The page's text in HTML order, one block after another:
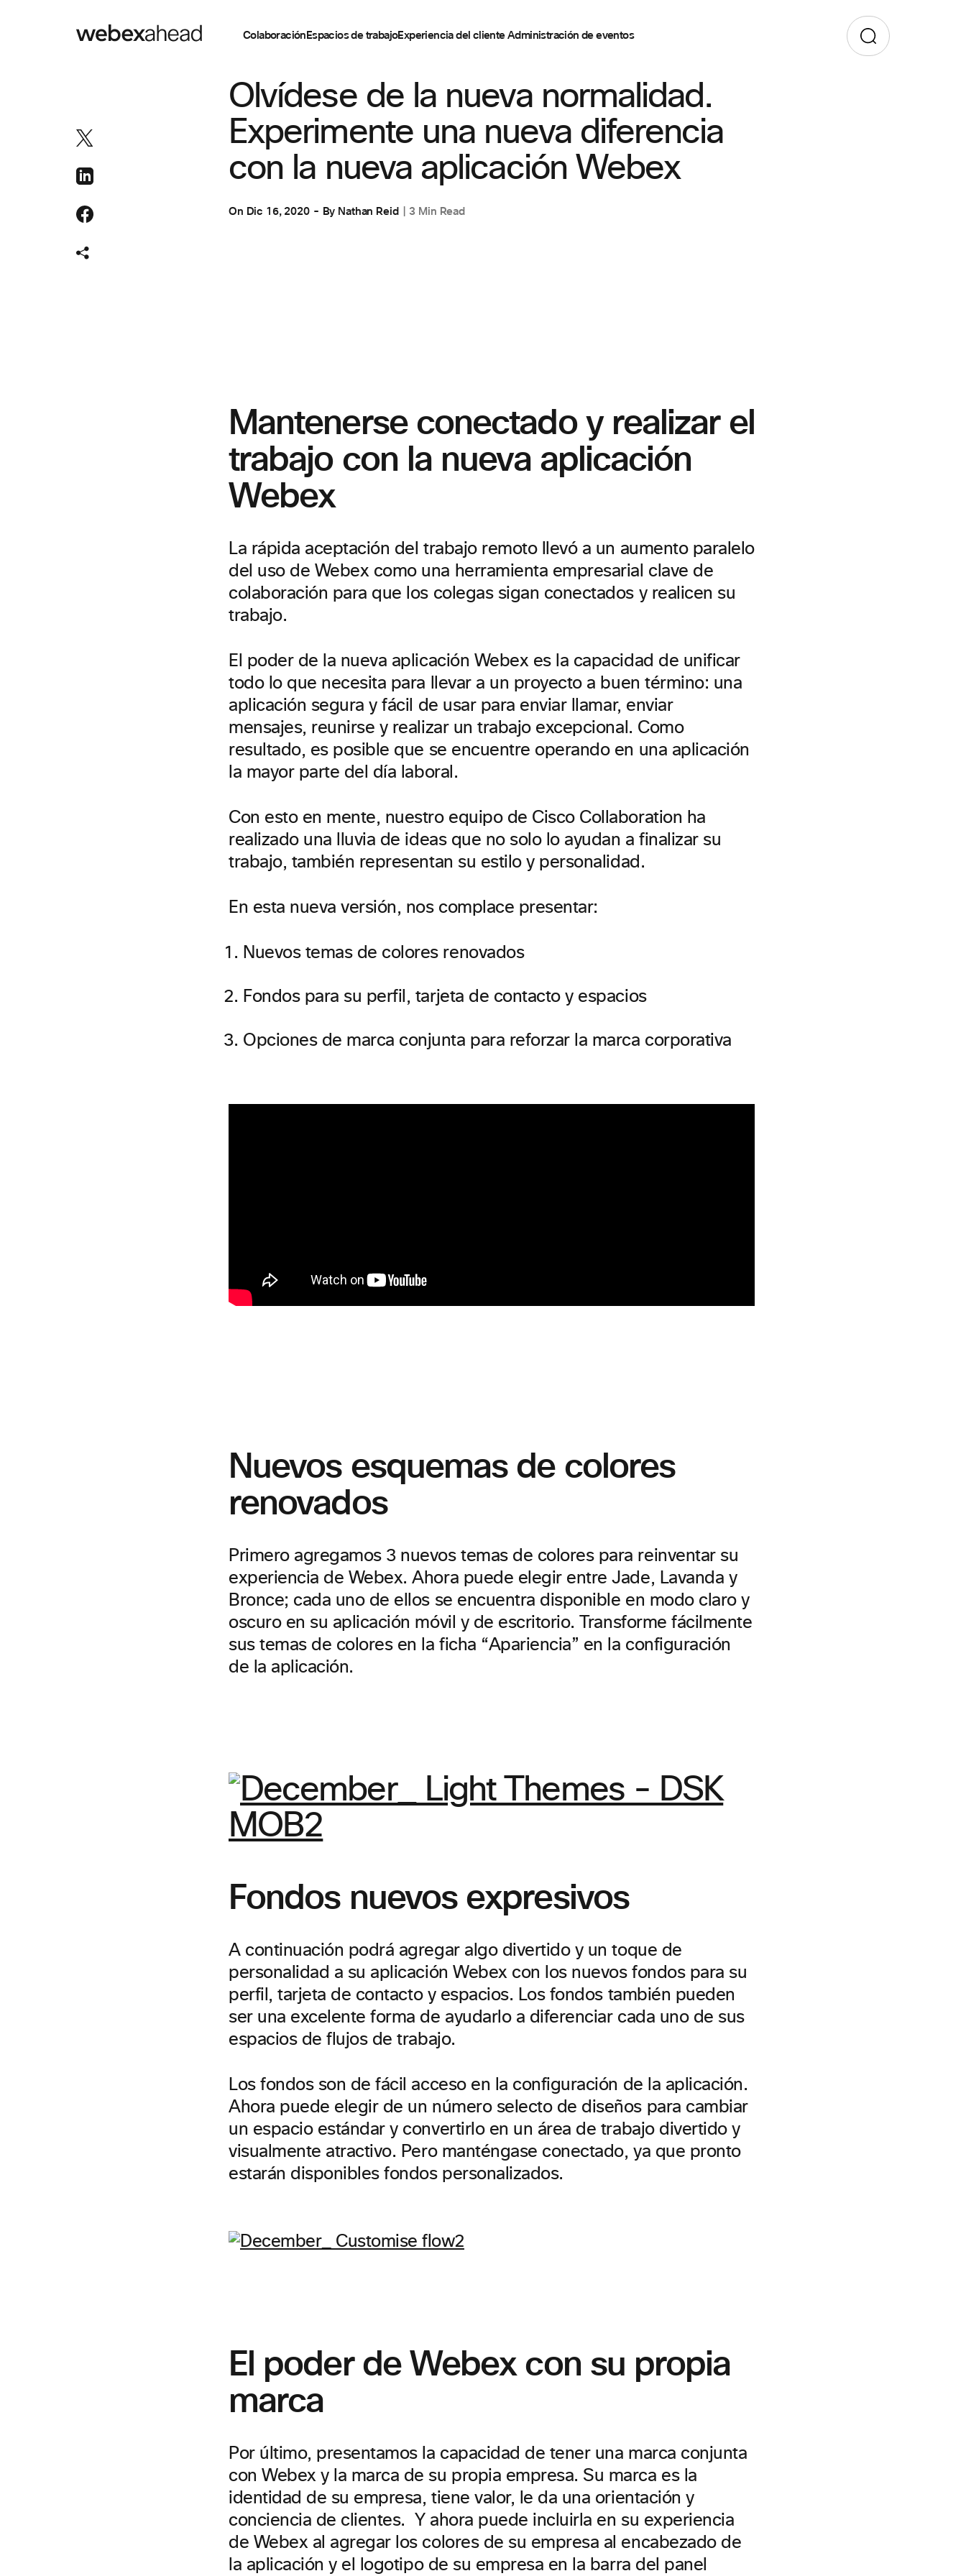
ColaboraciónEspacios de trabajoExperiencia del clienteAdministración de eventos
Olvídese de la nueva normalidad.
Experimente una nueva diferencia
con la nueva aplicación Webex
On Dic 16, 2020 By Nathan Reid 3 Min Read
Mantenerse conectado y realizar el
trabajo con la nueva aplicación
Webex
La rápida aceptación del trabajo remoto llevó a un aumento paralelo
del uso de Webex como una herramienta empresarial clave de
colaboración para que los colegas sigan conectados y realicen su
trabajo.
El poder de la nueva aplicación Webex es la capacidad de unificar
todo lo que necesita para llevar a un proyecto a buen término: una
aplicación segura y fácil de usar para enviar llamar, enviar
mensajes, reunirse y realizar un trabajo excepcional. Como
resultado, es posible que se encuentre operando en una aplicación
la mayor parte del día laboral.
Con esto en mente, nuestro equipo de Cisco Collaboration ha
realizado una lluvia de ideas que no solo lo ayudan a finalizar su
trabajo, también representan su estilo y personalidad.
En esta nueva versión, nos complace presentar:
Nuevos temas de colores renovados
Fondos para su perfil, tarjeta de contacto y espacios
Opciones de marca conjunta para reforzar la marca corporativa
Nuevos esquemas de colores
renovados
Primero agregamos 3 nuevos temas de colores para reinventar su
experiencia de Webex. Ahora puede elegir entre Jade, Lavanda y
Bronce; cada uno de ellos se encuentra disponible en modo claro y
oscuro en su aplicación móvil y de escritorio. Transforme fácilmente
sus temas de colores en la ficha “Apariencia” en la configuración
de la aplicación.
Fondos nuevos expresivos
A continuación podrá agregar algo divertido y un toque de
personalidad a su aplicación Webex con los nuevos fondos para su
perfil, tarjeta de contacto y espacios. Los fondos también pueden
ser una excelente forma de ayudarlo a diferenciar cada uno de sus
espacios de flujos de trabajo.
Los fondos son de fácil acceso en la configuración de la aplicación.
Ahora puede elegir de un número selecto de diseños para cambiar
un espacio estándar y convertirlo en un área de trabajo divertido y
visualmente atractivo. Pero manténgase conectado, ya que pronto
estarán disponibles fondos personalizados.
El poder de Webex con su propia
marca
Por último, presentamos la capacidad de tener una marca conjunta
con Webex y la marca de su propia empresa. Su marca es la
identidad de su empresa, tiene valor, le da una orientación y
conciencia de clientes. Y ahora puede incluirla en su experiencia
de Webex al agregar los colores de su empresa al encabezado de
la aplicación y el logotipo de su empresa en la barra del panel